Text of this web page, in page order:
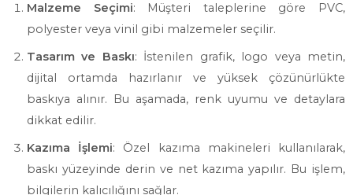
Malzeme Seçimi: Müşteri taleplerine göre PVC,
polyester veya vinil gibi malzemeler seçilir.
Tasarım ve Baskı: İstenilen grafik, logo veya metin,
dijital ortamda hazırlanır ve yüksek çözünürlükte
baskıya alınır. Bu aşamada, renk uyumu ve detaylara
dikkat edilir.
Kazıma İşlemi: Özel kazıma makineleri kullanılarak,
baskı yüzeyinde derin ve net kazıma yapılır. Bu işlem,
bilgilerin kalıcılığını sağlar.